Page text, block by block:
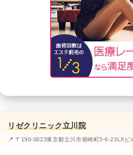
リゼクリニック立川院
📍 〒190-0023東京都立川市柴崎町3-6-23LXビ